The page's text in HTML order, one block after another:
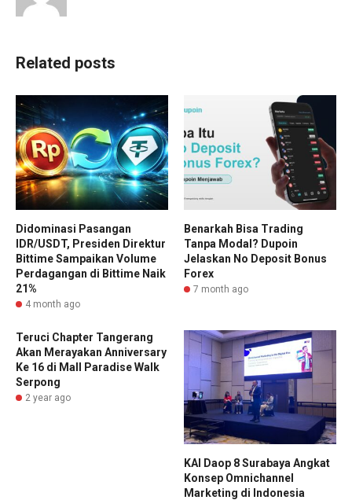
Related posts
Didominasi Pasangan
IDR/USDT, Presiden Direktur
Bittime Sampaikan Volume
Perdagangan di Bittime Naik
21%
4 month ago
Benarkah Bisa Trading
Tanpa Modal? Dupoin
Jelaskan No Deposit Bonus
Forex
7 month ago
Teruci Chapter Tangerang
Akan Merayakan Anniversary
Ke 16 di Mall Paradise Walk
Serpong
2 year ago
KAI Daop 8 Surabaya Angkat
Konsep Omnichannel
Marketing di Indonesia